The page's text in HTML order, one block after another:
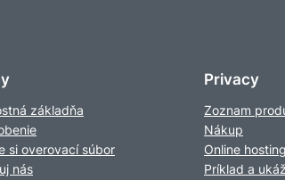
základňa
si overovací súbor
nás
Privacy
Zoznam
Nákup
Online
Príklad a